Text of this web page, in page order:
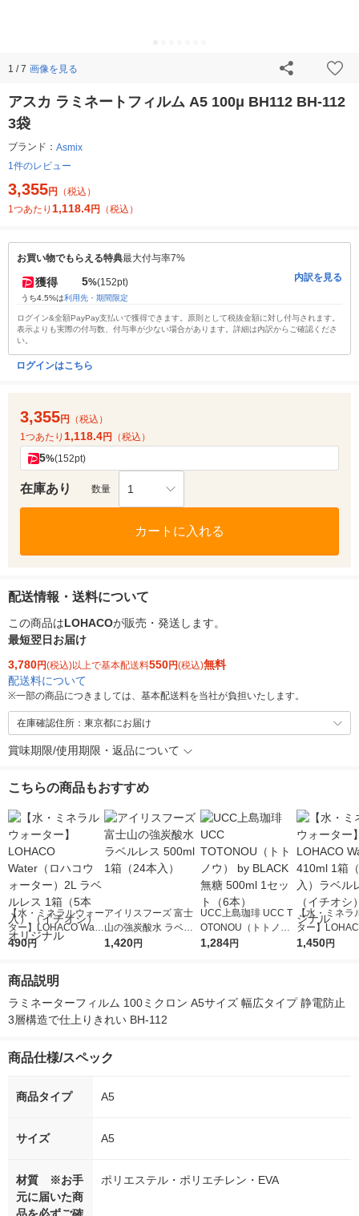
1 / 7 画像を見る
アスカ ラミネートフィルム A5 100μ BH112 BH-112
3袋
ブランド： Asmix
1件のレビュー
3,355円
（税込）
1つあたり 1,118.4円 （税込）
お買い物でもらえる特典最大付与率7%
獲得 5%(152pt)
うち4.5%は利用先・期間限定
内訳を見る
ログイン&全額PayPay支払いで獲得できます。原則として税抜金額に対し付与されます。
表示よりも実際の付与数、付与率が少ない場合があります。詳細は内訳からご確認くださ
い。
ログインはこちら
3,355円
（税込）
1つあたり 1,118.4円 （税込）
5%(152pt)
在庫あり 数量 1
カートに入れる
配送情報・送料について
この商品はLOHACOが販売・発送します。
最短翌日お届け
3,780円(税込)以上で基本配送料550円(税込)無料
配送料について
※一部の商品につきましては、基本配送料を当社が負担いたします。
在庫確認住所：東京都にお届け
賞味期限/使用期限・返品について
こちらの商品もおすすめ
【水・ミネラルウォー
ター】LOHACO Wate
r（ロハコウォータ
シ） オリジナル
490円
アイリスフーズ 富士
山の強炭酸水 ラベル
レス 500ml 1箱（24
1,420円
UCC上島珈琲 UCC T
OTONOU（トトノ
ウ） by BLACK無糖 5
1,284円
【水・ミネラ
ター】
r 410ml 1箱（
1,450円
商品説明
ラミネーターフィルム 100ミクロン A5サイズ 幅広タイプ 静電防止
3層構造で仕上りきれい BH-112
商品仕様/スペック
商品タイプ A5
サイズ A5
材質 ※お手
元に届いた商
ポリエステル・ポリエチレン・EVA